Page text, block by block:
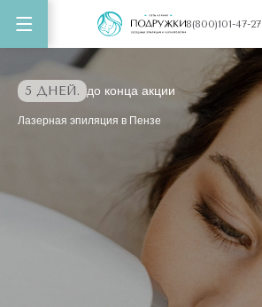
8(800)101-47-27
5 ДНЕЙ. до конца акции
Лазерная эпиляция в Пензе